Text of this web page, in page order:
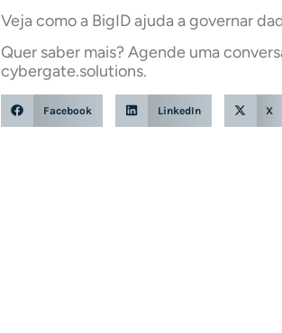
Veja como a BigID ajuda a governar
Quer saber mais? Agende uma
cybergate.solutions.
Facebook LinkedIn X